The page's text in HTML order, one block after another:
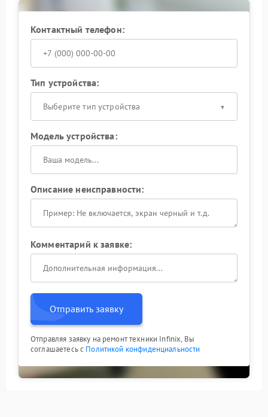
Контактный телефон:
Тип устройства:
Выберите тип устройства
Модель устройства:
Описание неисправности:
Комментарий к заявке:
Отправить заявку
Отправляя заявку на ремонт техники Infinix, Вы
соглашаетесь с Политикой конфиденциальности